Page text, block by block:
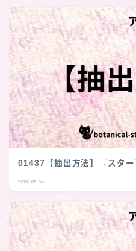
01437【抽出方法】『スタ
2026.08.04